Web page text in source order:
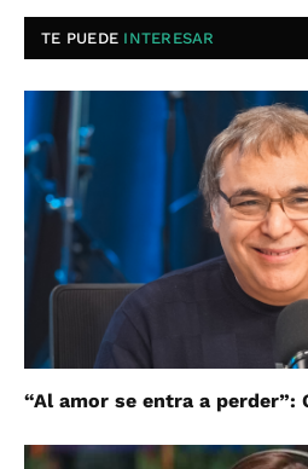
TE PUEDE INTERESAR
“Al amor se entra a perder”: